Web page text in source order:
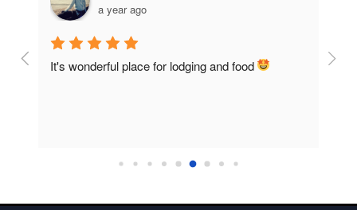
a year ago
It's wonderful place for lodging and food